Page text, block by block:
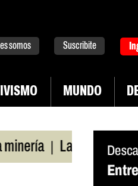
somos Suscribite
MUNDO
| La Pampa.